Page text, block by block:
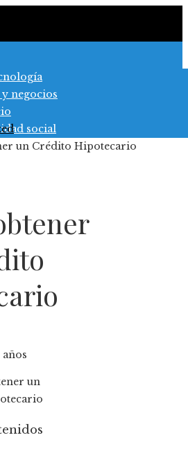
negocios
social
un Crédito Hipotecario
años